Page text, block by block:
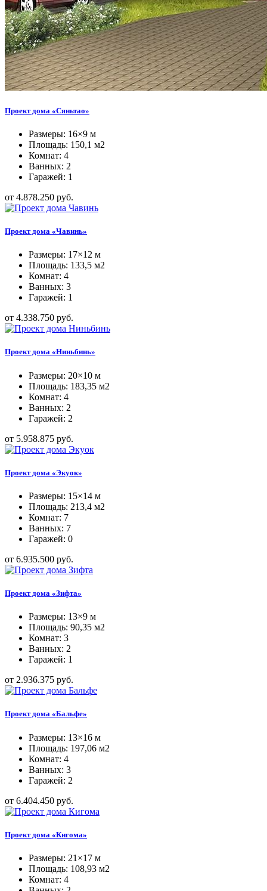
Проект дома «Сяньтао»
Размеры: 16×9 м
Площадь: 150,1 м2
Комнат: 4
Ванных: 2
Гаражей: 1
от 4.878.250 руб.
Проект дома «Чавинь»
Размеры: 17×12 м
Площадь: 133,5 м2
Комнат: 4
Ванных: 3
Гаражей: 1
от 4.338.750 руб.
Проект дома «Ниньбинь»
Размеры: 20×10 м
Площадь: 183,35 м2
Комнат: 4
Ванных: 2
Гаражей: 2
от 5.958.875 руб.
Проект дома «Экуок»
Размеры: 15×14 м
Площадь: 213,4 м2
Комнат: 7
Ванных: 7
Гаражей: 0
от 6.935.500 руб.
Проект дома «Зифта»
Размеры: 13×9 м
Площадь: 90,35 м2
Комнат: 3
Ванных: 2
Гаражей: 1
от 2.936.375 руб.
Проект дома «Бальфе»
Размеры: 13×16 м
Площадь: 197,06 м2
Комнат: 4
Ванных: 3
Гаражей: 2
от 6.404.450 руб.
Проект дома «Кигома»
Размеры: 21×17 м
Площадь: 108,93 м2
Комнат: 4